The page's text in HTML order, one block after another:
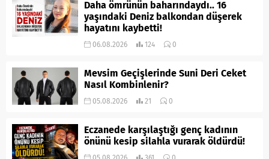
Daha ömrünün baharındaydı.. 16
yaşındaki Deniz balkondan düşerek
hayatını kaybetti!
06.08.2026 124 0
Mevsim Geçişlerinde Suni Deri Ceket
Nasıl Kombinlenir?
05.08.2026 21 0
Eczanede karşılaştığı genç kadının
önünü kesip silahla vurarak öldürdü!